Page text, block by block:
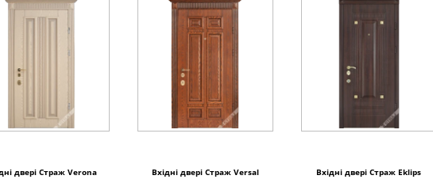
двері Страж Verona Вхідні двері Страж Versal Вхідні двері Страж Eklips